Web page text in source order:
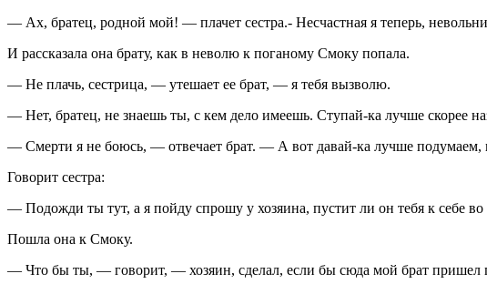
— Ах, братец, родной мой! — плачет сестра.- Несчастная я теперь,
И рассказала она брату, как в неволю к поганому Смоку попала.
— Не плачь, сестрица, — утешает ее брат, — я тебя вызволю.
— Нет, братец, не знаешь ты, с кем дело имеешь. Ступай-ка лучше скорее
— Смерти я не боюсь, — отвечает брат. — А вот давай-ка лучше подумаем,
Говорит сестра:
— Подожди ты тут, а я пойду спрошу у хозяина, пустит ли он тебя к себе
Пошла она к Смоку.
— Что бы ты, — говорит, — хозяин, сделал, если бы сюда мой брат пришел